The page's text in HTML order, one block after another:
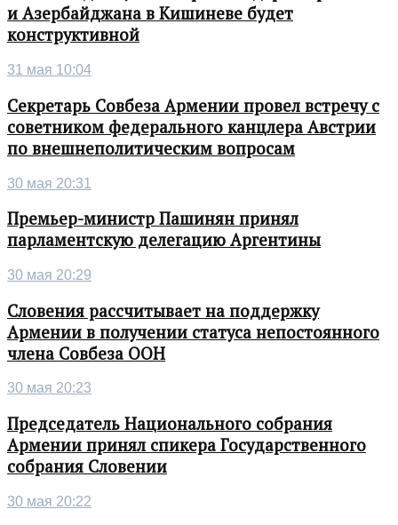
и Азербайджана в Кишиневе будет
конструктивной
31 мая 10:04
Секретарь Совбеза Армении провел встречу с
советником федерального канцлера Австрии
по внешнеполитическим вопросам
30 мая 20:31
Премьер-министр Пашинян принял
парламентскую делегацию Аргентины
30 мая 20:29
Словения рассчитывает на поддержку
Армении в получении статуса непостоянного
члена Совбеза ООН
30 мая 20:23
Председатель Национального собрания
Армении принял спикера Государственного
собрания Словении
30 мая 20:22